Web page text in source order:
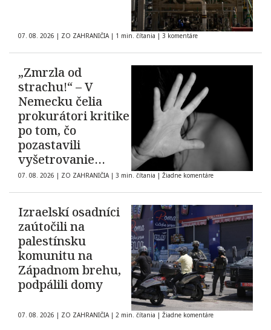
07. 08. 2026 | ZO ZAHRANIČIA | 1 min. čítania | 3 komentáre
„Zmrzla od
strachu!“ – V
Nemecku čelia
prokurátori kritike
po tom, čo
pozastavili
vyšetrovanie
prípadu údajného
hromadného
07. 08. 2026 | ZO ZAHRANIČIA | 3 min. čítania | Žiadne komentáre
Izraelskí osadníci
zaútočili na
palestínsku
komunitu na
Západnom brehu,
podpálili domy
07. 08. 2026 | ZO ZAHRANIČIA | 2 min. čítania | Žiadne komentáre